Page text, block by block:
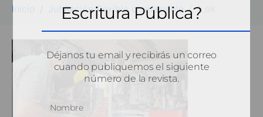
Inicio Jubilación flexible o reversible 1_ok
Escritura Pública?
Déjanos tu email y recibirás un correo
cuando publiquemos el siguiente
número de la revista.